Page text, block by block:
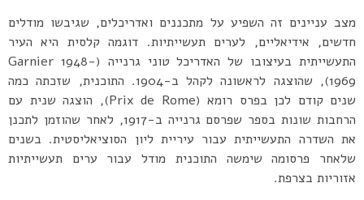
מצב עניינים זה השפיע על מתכננים ואדריכלים, שגיבשו מודלים
חדשים, אידיאליים, לערים תעשייתיות. דוגמה קלסית היא העיר
התעשייתית בעיצובו של האדריכל טוני גרנייה (Garnier 1948-
1969), שהוצגה לראשונה לקהל ב-1904. התוכנית, שזכתה כמה
שנים קודם לכן בפרס רומא (Prix de Rome), הוצגה שנית עם
הרחבות שונות בספר שפרסם גרנייה ב-1917, לאחר שהוזמן לתכנן
את השדרה התעשייתית עבור עיריית ליון הסוציאליסטית. בשנים
שלאחר פרסומה שימשה התוכנית מודל עבור ערים תעשייתיות
אזוריות בצרפת.